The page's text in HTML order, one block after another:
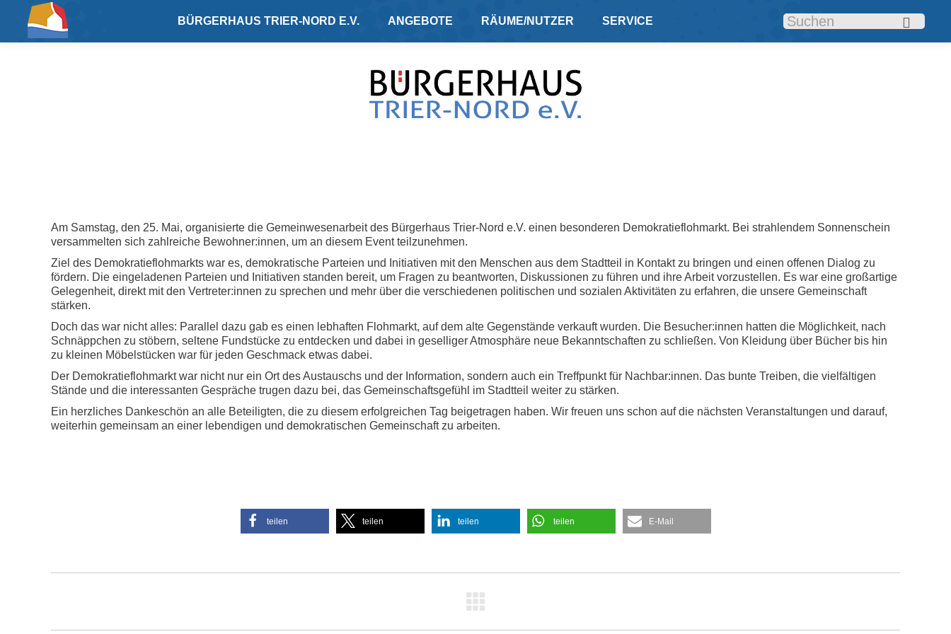
BÜRGERHAUS TRIER-NORD E.V. ANGEBOTE RÄUME/NUTZER SERVICE Search:
Am Samstag, den 25. Mai, organisierte die Gemeinwesenarbeit des Bürgerhaus Trier-Nord e.V. einen besonderen Demokratieflohmarkt. Bei strahlendem Sonnenschein
versammelten sich zahlreiche Bewohner:innen, um an diesem Event teilzunehmen.
Ziel des Demokratieflohmarkts war es, demokratische Parteien und Initiativen mit den Menschen aus dem Stadtteil in Kontakt zu bringen und einen offenen Dialog zu
fördern. Die eingeladenen Parteien und Initiativen standen bereit, um Fragen zu beantworten, Diskussionen zu führen und ihre Arbeit vorzustellen. Es war eine großartige
Gelegenheit, direkt mit den Vertreter:innen zu sprechen und mehr über die verschiedenen politischen und sozialen Aktivitäten zu erfahren, die unsere Gemeinschaft
stärken.
Doch das war nicht alles: Parallel dazu gab es einen lebhaften Flohmarkt, auf dem alte Gegenstände verkauft wurden. Die Besucher:innen hatten die Möglichkeit, nach
Schnäppchen zu stöbern, seltene Fundstücke zu entdecken und dabei in geselliger Atmosphäre neue Bekanntschaften zu schließen. Von Kleidung über Bücher bis hin
zu kleinen Möbelstücken war für jeden Geschmack etwas dabei.
Der Demokratieflohmarkt war nicht nur ein Ort des Austauschs und der Information, sondern auch ein Treffpunkt für Nachbar:innen. Das bunte Treiben, die vielfältigen
Stände und die interessanten Gespräche trugen dazu bei, das Gemeinschaftsgefühl im Stadtteil weiter zu stärken.
Ein herzliches Dankeschön an alle Beteiligten, die zu diesem erfolgreichen Tag beigetragen haben. Wir freuen uns schon auf die nächsten Veranstaltungen und darauf,
weiterhin gemeinsam an einer lebendigen und demokratischen Gemeinschaft zu arbeiten.
teilen teilen teilen teilen E-Mail